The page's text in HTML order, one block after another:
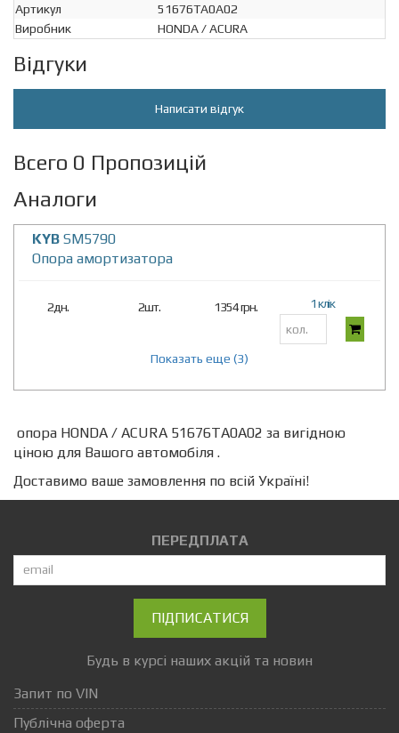
Артикул
51676TA0A02
Виробник
HONDA / ACURA
Відгуки
Написати відгук
Всего 0 Пропозицій
Аналоги
KYB SM5790
Опора амортизатора
2дн. 2шт. 1354 грн. 1 клік
Показать еще (3)
опора HONDA / ACURA 51676TA0A02 за вигідною
ціною для Вашого автомобіля .
Доставимо ваше замовлення по всій Україні!
ПЕРЕДПЛАТА
ПІДПИСАТИСЯ
Будь в курсі наших акцій та новин
Запит по VIN
Публічна оферта